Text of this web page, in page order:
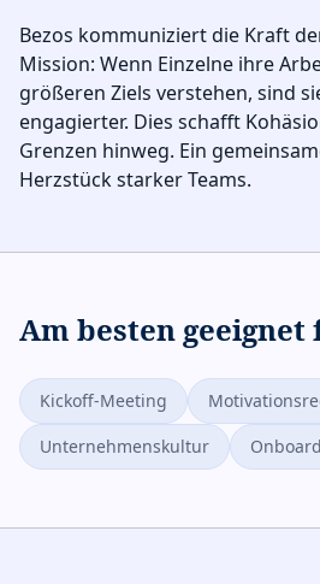
Bezos kommuniziert die Kraft
Mission: Wenn Einzelne ihre
größeren Ziels verstehen, sind
engagierter. Dies schafft
Grenzen hinweg. Ein
Herzstück starker Teams.
Am besten
Kickoff-Meeting
Unternehmenskultur